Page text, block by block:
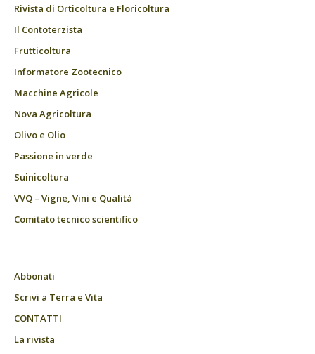
Rivista di Orticoltura e Floricoltura
Il Contoterzista
Frutticoltura
Informatore Zootecnico
Macchine Agricole
Nova Agricoltura
Olivo e Olio
Passione in verde
Suinicoltura
VVQ – Vigne, Vini e Qualità
Comitato tecnico scientifico
Abbonati
Scrivi a Terra e Vita
CONTATTI
La rivista